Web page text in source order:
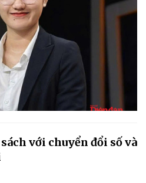
với chuyển đổi số và